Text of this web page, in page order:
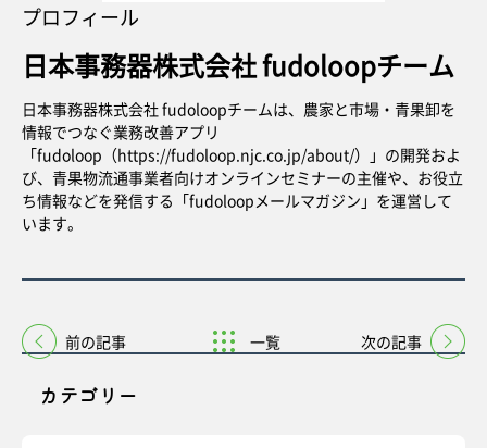
カテゴリー
プロフィール
日本事務器株式会社 fudoloopチーム
日本事務器株式会社 fudoloopチームは、農家と市場・青果卸を
情報でつなぐ業務改善アプリ
「fudoloop（https://fudoloop.njc.co.jp/about/）」 の開発およ
び、青果物流通事業者向けオンラインセミナーの主催や、お役立
ち情報などを発信する「fudoloopメールマガジン」を運営して
います。
前の記事 一覧 次の記事